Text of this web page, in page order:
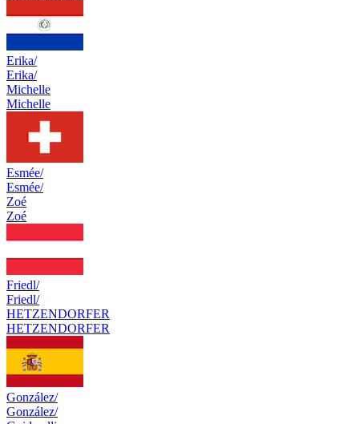
Erika/
Erika/
Michelle
Michelle
Esmée/
Esmée/
Zoé
Zoé
Friedl/
Friedl/
HETZENDORFER
HETZENDORFER
González/
González/